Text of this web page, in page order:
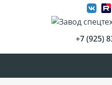
+7 (925)